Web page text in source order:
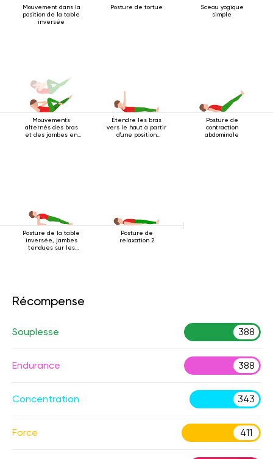
Mouvement dans la
position de la table
inversée
Posture de tortue
Sceau yogique
simple
Mouvements
alternés des bras
et des jambes en
Étendre les bras
vers le haut à partir
d'une position
Posture de
contraction
abdominale
Posture de la table
inversée, jambes
tendues sur les
Posture de
relaxation 2
Récompense
Souplesse 388
Endurance 388
Concentration 343
Force 411